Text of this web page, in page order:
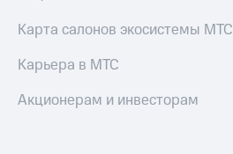
Карта салонов экосистемы МТС
Карьера в МТС
Акционерам и инвесторам